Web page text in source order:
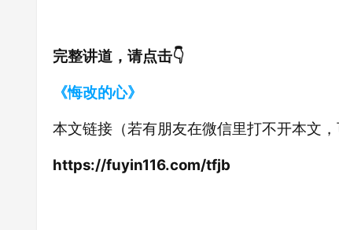
完整讲道，请点击👇
《悔改的心》
本文链接（若有朋友在微信里打不开本文
https://fuyin116.com/tfjb